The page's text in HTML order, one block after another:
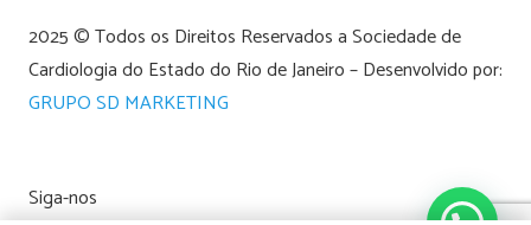
2025 © Todos os Direitos Reservados a Sociedade de
Cardiologia do Estado do Rio de Janeiro – Desenvolvido por:
GRUPO SD MARKETING
Siga-nos